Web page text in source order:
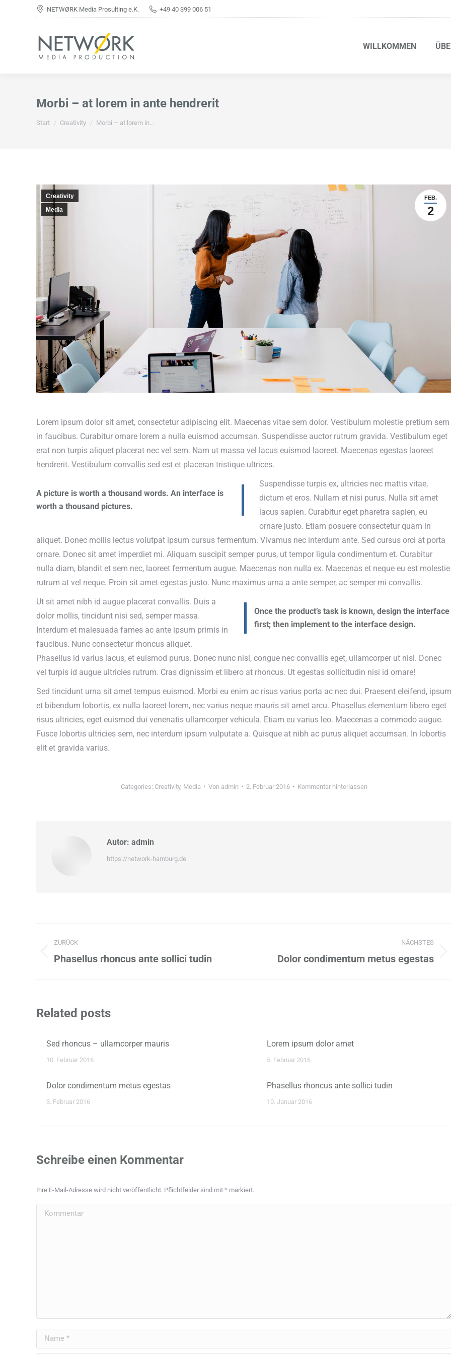
NETWØRK Media Prosulting e.K. +49 40 399 006 51
WILLKOMMEN
Morbi – at lorem in ante hendrerit
Sie befinden sich hier:
Start Creativity Morbi – at lorem in…
FEB.
2
Creativity
Media
Lorem ipsum dolor sit amet, consectetur adipiscing elit. Maecenas vitae sem dolor. Vestibulum molestie pretium sem
in faucibus. Curabitur ornare lorem a nulla euismod accumsan. Suspendisse auctor rutrum gravida. Vestibulum eget
erat non turpis aliquet placerat nec vel sem. Nam ut massa vel lacus euismod laoreet. Maecenas egestas laoreet
hendrerit. Vestibulum convallis sed est et placeran tristique ultrices.
A picture is worth a thousand words. An interface is
worth a thousand pictures.
Suspendisse turpis ex, ultricies nec mattis vitae,
dictum et eros. Nullam et nisi purus. Nulla sit amet
lacus sapien. Curabitur eget pharetra sapien, eu
ornare justo. Etiam posuere consectetur quam in
aliquet. Donec mollis lectus volutpat ipsum cursus fermentum. Vivamus nec interdum ante. Sed cursus orci at porta
ornare. Donec sit amet imperdiet mi. Aliquam suscipit semper purus, ut tempor ligula condimentum et. Curabitur
nulla diam, blandit et sem nec, laoreet fermentum augue. Maecenas non nulla ex. Maecenas et neque eu est molestie
rutrum at vel neque. Proin sit amet egestas justo. Nunc maximus urna a ante semper, ac semper mi convallis.
Once the product’s task is known, design the interface
first; then implement to the interface design.
Ut sit amet nibh id augue placerat convallis. Duis a
dolor mollis, tincidunt nisi sed, semper massa.
Interdum et malesuada fames ac ante ipsum primis in
faucibus. Nunc consectetur rhoncus aliquet.
Phasellus id varius lacus, et euismod purus. Donec nunc nisl, congue nec convallis eget, ullamcorper ut nisl. Donec
vel turpis id augue ultricies rutrum. Cras dignissim et libero at rhoncus. Ut egestas sollicitudin nisi id ornare!
Sed tincidunt urna sit amet tempus euismod. Morbi eu enim ac risus varius porta ac nec dui. Praesent eleifend, ipsum
et bibendum lobortis, ex nulla laoreet lorem, nec varius neque mauris sit amet arcu. Phasellus elementum libero eget
risus ultricies, eget euismod dui venenatis ullamcorper vehicula. Etiam eu varius leo. Maecenas a commodo augue.
Fusce lobortis ultricies sem, nec interdum ipsum vulputate a. Quisque at nibh ac purus aliquet accumsan. In lobortis
elit et gravida varius.
Categories: Creativity, Media Von admin 2. Februar 2016 Kommentar hinterlassen
Autor: admin
https://network-hamburg.de
ZURÜCK
Vorheriger
Phasellus rhoncus ante sollici tudin
NÄCHSTES
NächsterDolor condimentum metus egestas
Related posts
Sed rhoncus – ullamcorper mauris
10. Februar 2016
Lorem ipsum dolor amet
5. Februar 2016
Dolor condimentum metus egestas
3. Februar 2016
Phasellus rhoncus ante sollici tudin
10. Januar 2016
Schreibe einen Kommentar
Ihre E-Mail-Adresse wird nicht veröffentlicht. Pflichtfelder sind mit * markiert.
Kommentar
Name *